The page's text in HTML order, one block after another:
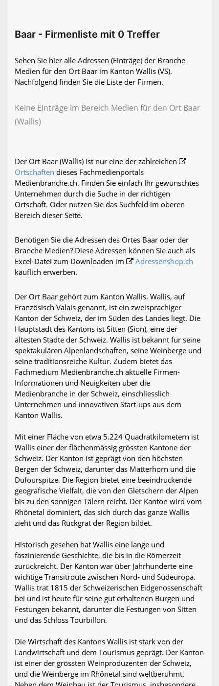
Baar - Firmenliste mit 0 Treffer
Sehen Sie hier alle Adressen (Einträge) der Branche
Medien für den Ort Baar im Kanton Wallis (VS).
Nachfolgend finden Sie die Liste der Firmen.
Keine Einträge im Bereich Medien für den Ort Baar
(Wallis)
Der Ort Baar (Wallis) ist nur eine der zahlreichen
Ortschaften dieses Fachmedienportals
Medienbranche.ch. Finden Sie einfach Ihr gewünschtes
Unternehmen durch die Suche in der richtigen
Ortschaft. Oder nutzen Sie das Suchfeld im oberen
Bereich dieser Seite.
Benötigen Sie die Adressen des Ortes Baar oder der
Branche Medien? Diese Adressen können Sie auch als
Excel-Datei zum Downloaden im
Adressenshop.ch
käuflich erwerben.
Der Ort Baar gehört zum Kanton Wallis. Wallis, auf
Französisch Valais genannt, ist ein zweisprachiger
Kanton der Schweiz, der im Süden des Landes liegt. Die
Hauptstadt des Kantons ist Sitten (Sion), eine der
ältesten Städte der Schweiz. Wallis ist bekannt für seine
spektakulären Alpenlandschaften, seine Weinberge und
seine traditionsreiche Kultur. Zudem bietet das
Fachmedium Medienbranche.ch aktuelle Firmen-
Informationen und Neuigkeiten über die
Medienbranche in der Schweiz, einschliesslich
Unternehmen und innovativen Start-ups aus dem
Kanton Wallis.
Mit einer Fläche von etwa 5.224 Quadratkilometern ist
Wallis einer der flächenmässig grössten Kantone der
Schweiz. Der Kanton ist geprägt von den höchsten
Bergen der Schweiz, darunter das Matterhorn und die
Dufourspitze. Die Region bietet eine beeindruckende
geografische Vielfalt, die von den Gletschern der Alpen
bis zu den sonnigen Tälern reicht. Der Kanton wird vom
Rhônetal dominiert, das sich durch das ganze Wallis
zieht und das Rückgrat der Region bildet.
Historisch gesehen hat Wallis eine lange und
faszinierende Geschichte, die bis in die Römerzeit
zurückreicht. Der Kanton war über Jahrhunderte eine
wichtige Transitroute zwischen Nord- und Südeuropa.
Wallis trat 1815 der Schweizerischen Eidgenossenschaft
bei und ist heute für seine gut erhaltenen Burgen und
Festungen bekannt, darunter die Festungen von Sitten
und das Schloss Tourbillon.
Die Wirtschaft des Kantons Wallis ist stark von der
Landwirtschaft und dem Tourismus geprägt. Der Kanton
ist einer der grössten Weinproduzenten der Schweiz,
und die Weinberge im Rhônetal sind weltberühmt.